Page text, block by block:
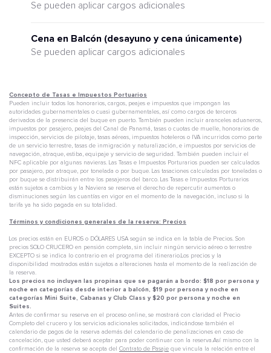
Se pueden aplicar cargos adicionales
Cena en Balcón (desayuno y cena únicamente)
Se pueden aplicar cargos adicionales
Concepto de Tasas e Impuestos Portuarios
Pueden incluir todos los honorarios, cargos, peajes e impuestos que impongan las
autoridades gubernamentales o cuasi gubernamentales, así como cargos de terceros
derivados de la presencia del buque en puerto. También pueden incluir aranceles aduaneros,
impuestos por pasajero, peajes del Canal de Panamá, tasas o cuotas de muelle, honorarios de
inspección, servicios de pilotaje, tasas aéreas, impuestos hoteleros o IVA incurridos como parte
de un servicio terrestre, tasas de inmigración y naturalización, e impuestos por servicios de
navegación, atraque, estiba, equipaje y servicio de seguridad. También pueden incluir el
NFC aplicable por algunas navieras. Las Tasas e Impuestos Porturarios pueden ser calculados
por pasajero, por atraque, por tonelada o por buque. Las tasaciones calculadas por toneladas o
por buque se distribuirán entre los pasajeros del barco. Las Tasas e Impuestos Porturarios
están sujetos a cambios y la Naviera se reserva el derecho de repercutir aumentos o
disminuciones según las cuantías en vigor en el momento de la navegación, incluso si la
tarifa ya ha sido pagada en su totalidad.
Términos y condiciones generales de la reserva: Precios
Los precios están en EUROS o DÓLARES USA según se indica en la tabla de Precios. Son
precios SOLO CRUCERO en pensión completa, sin incluir ningún servicio aéreo o terrestre
EXCEPTO si se indica lo contrario en el programa del itinerario.Los precios y la
disponibilidad mostrados están sujetos a alteraciones hasta el momento de la realización de
la reserva.
Los precios no incluyen las propinas que se pagarán a bordo: $18 por persona y
noche en categorías desde interior a balcón, $19 por persona y noche en
categorías Mini Suite, Cabanas y Club Class y $20 por persona y noche en
Suites.
Antes de confirmar su reserva en el proceso online, se mostrará con claridad el Precio
Completo del crucero y los servicios adicionales solicitados, indicándose también el
calendario de pagos de la reserva además del calendario de penalizaciones en caso de
cancelación, que usted deberá aceptar para poder continuar con la reserva.Así mismo con la
confirmación de la reserva se acepta del Contrato de Pasaje que vincula la relación entre el